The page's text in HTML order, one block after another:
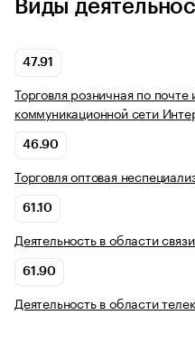
Виды
47.91
Торговля розничная по
коммуникационной сети
46.90
Торговля оптовая
61.10
Деятельность в области
61.90
Деятельность в области